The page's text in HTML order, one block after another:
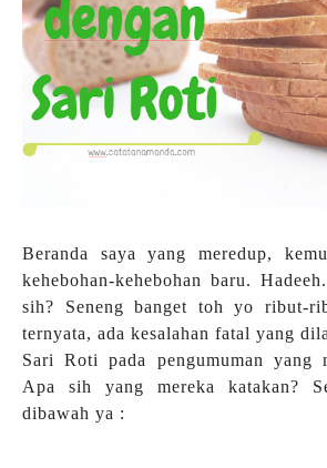
Beranda saya yang meredup,
kehebohan-kehebohan baru.
sih? Seneng banget toh yo ribut-
ternyata, ada kesalahan fatal yang
Sari Roti pada pengumuman yang
Apa sih yang mereka katakan?
dibawah ya :